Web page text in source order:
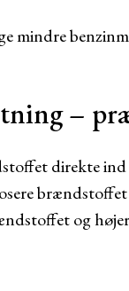
mindre
–
direkte
og